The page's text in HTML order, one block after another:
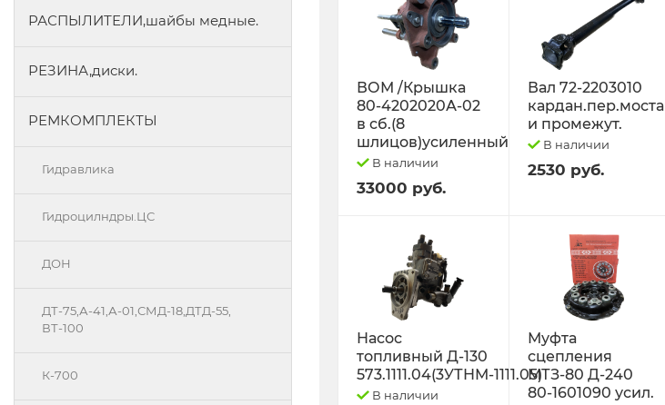
РАСПЫЛИТЕЛИ,шайбы медные.
РЕЗИНА,диски.
РЕМКОМПЛЕКТЫ
Гидравлика
Гидроцилндры.ЦС
ДОН
ДТ-75,А-41,А-01,СМД-18,ДТД-55,
ВТ-100
К-700
ВОМ /Крышка
80-4202020А-02
в сб.(8
шлицов)усиленный
В наличии
33000 руб.
Вал 72-2203010
кардан.пер.моста
и промежут.
В наличии
2530 руб.
Насос
топливный Д-130
573.1111.04(3УТНМ-1111.05)
В наличии
Муфта
сцепления
МТЗ-80 Д-240
80-1601090 усил.